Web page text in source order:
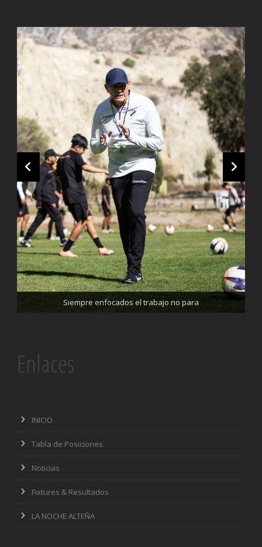
Siempre enfocados el trabajo no para
Trabajando enfocados, listos para el partido de mañana
Enlaces
INICIO
Tabla de Posiciones
Noticias
Fixtures & Resultados
LA NOCHE ALTEÑA